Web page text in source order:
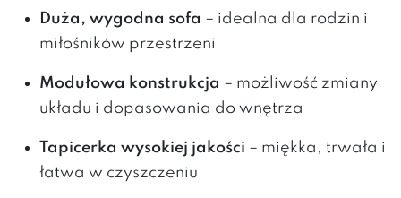
Duża, wygodna sofa – idealna dla rodzin i
miłośników przestrzeni
Modułowa konstrukcja – możliwość zmiany
układu i dopasowania do wnętrza
Tapicerka wysokiej jakości – miękka, trwała i
łatwa w czyszczeniu